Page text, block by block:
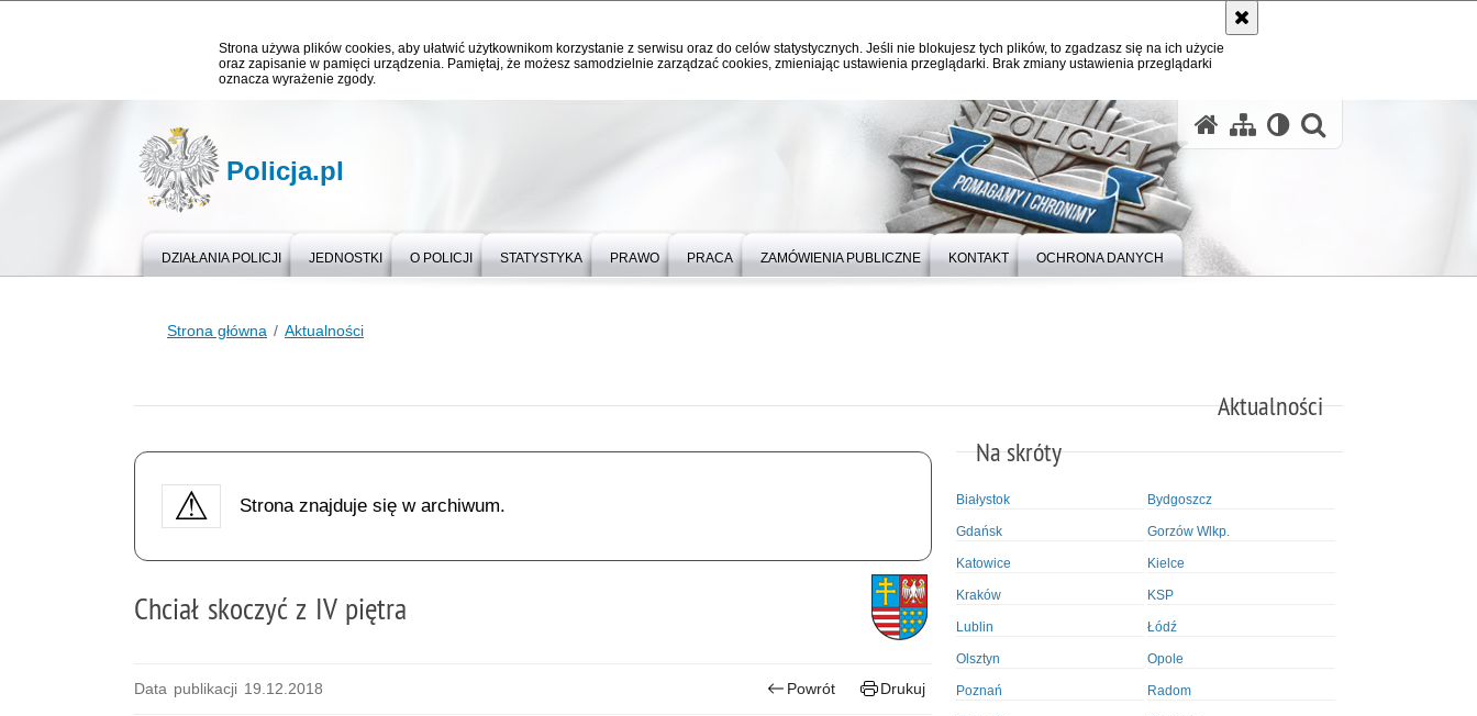
Strona używa plików cookies, aby ułatwić użytkownikom korzystanie z serwisu oraz do celów statystycznych. Jeśli nie blokujesz tych plików, to zgadzasz się na ich użycie
oraz zapisanie w pamięci urządzenia. Pamiętaj, że możesz samodzielnie zarządzać cookies, zmieniając ustawienia przeglądarki. Brak zmiany ustawienia przeglądarki
oznacza wyrażenie zgody.
Policja.pl
DZIAŁANIA POLICJI JEDNOSTKI O POLICJI STATYSTYKA PRAWO PRACA ZAMÓWIENIA PUBLICZNE KONTAKT OCHRONA DANYCH
Strona główna Aktualności
Aktualności
Strona znajduje się w archiwum.
Chciał skoczyć z IV piętra
Data publikacji 19.12.2018 Powrót Drukuj
Na skróty
Białystok Bydgoszcz
Gdańsk Gorzów Wlkp.
Katowice Kielce
Kraków KSP
Lublin Łódź
Olsztyn Opole
Poznań Radom